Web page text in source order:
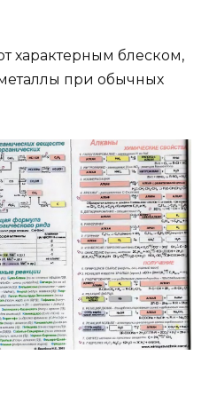
характерным блеском,
при обычных